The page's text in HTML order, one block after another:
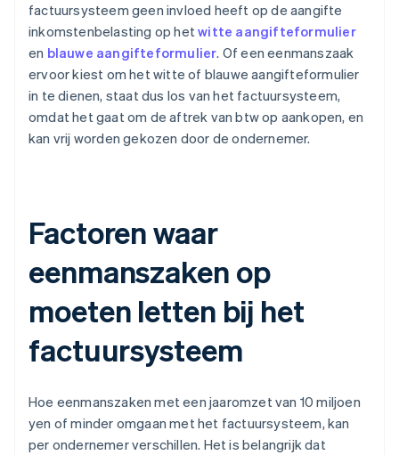
factuursysteem geen invloed heeft op de aangifte
inkomstenbelasting op hetwitte aangifteformulier
en blauwe aangifteformulier. Of een eenmanszaak
ervoor kiest om het witte of blauwe aangifteformulier
in te dienen, staat dus los van het factuursysteem,
omdat het gaat om de aftrek van btw op aankopen, en
kan vrij worden gekozen door de ondernemer.
Factoren waar
eenmanszaken op
moeten letten bij het
factuursysteem
Hoe eenmanszaken met een jaaromzet van 10 miljoen
yen of minder omgaan met het factuursysteem, kan
per ondernemer verschillen. Het is belangrijk dat